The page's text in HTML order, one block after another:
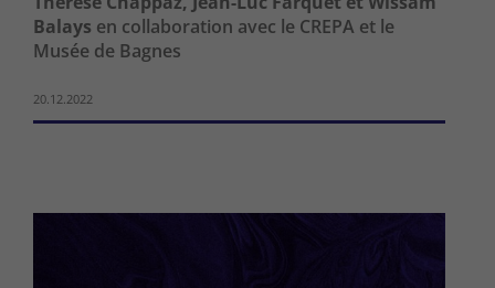
Balays en collaboration avec le CREPA et le
Musée de Bagnes
20.12.2022